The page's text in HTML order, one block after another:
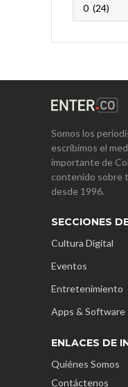
Somos los
escribimos el
importante de
contenido sobre
desde 1996.
SECCIONES
Cultura Digital
Eventos
Entretenimiento
Apps & Software
ENLACES DE
Quiénes Somos
Contáctenos